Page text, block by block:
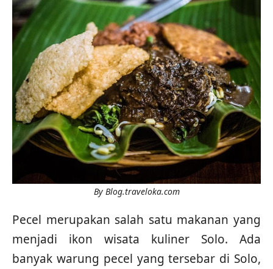
By Blog.traveloka.com
Pecel merupakan salah satu makanan yang
menjadi ikon wisata kuliner Solo. Ada
banyak warung pecel yang tersebar di Solo,